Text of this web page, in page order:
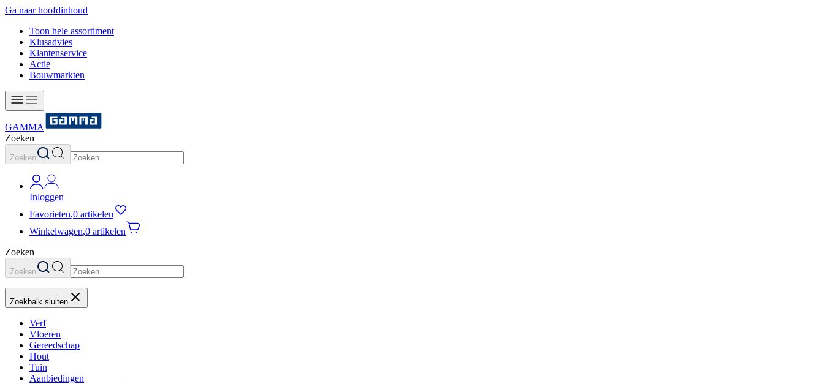
Ga naar hoofdinhoud
Toon hele assortiment
Klusadvies
Klantenservice
Actie
Bouwmarkten
GAMMA
Zoeken
Zoeken
Inloggen
Favorieten,0 artikelen
Winkelwagen,0 artikelen
Zoeken
Zoeken
Zoekbalk sluiten
Verf
Vloeren
Gereedschap
Hout
Tuin
Aanbiedingen